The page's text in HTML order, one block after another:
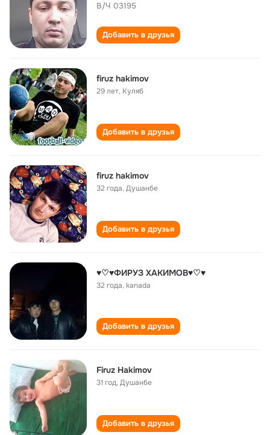
В/Ч 03195
Добавить в друзья
firuz hakimov
29 лет, Куляб
Добавить в друзья
firuz hakimov
32 года,Душанбе
Добавить в друзья
♥♡♥ФИРУЗ ХАКИМОВ♥♡♥
32 года,kanada
Добавить в друзья
Firuz Hakimov
31 год,Душанбе
Добавить в друзья